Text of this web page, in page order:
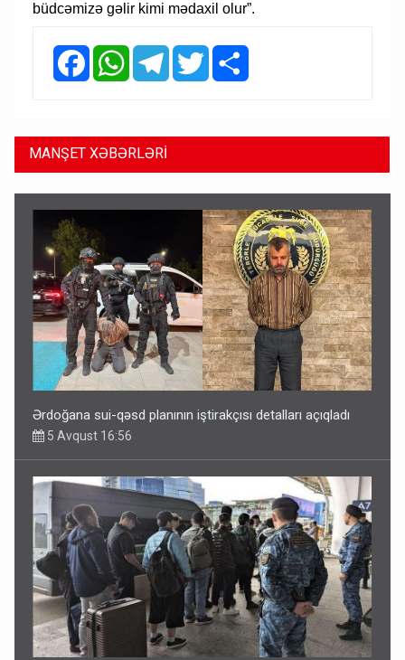
büdcəmizə gəlir kimi mədaxil olur”.
FacebookWhatsAppTelegramTwitter
MANŞET XƏBƏRLƏRİ
Ərdoğana sui-qəsd planının iştirakçısı detalları açıqladı
5 Avqust 16:56